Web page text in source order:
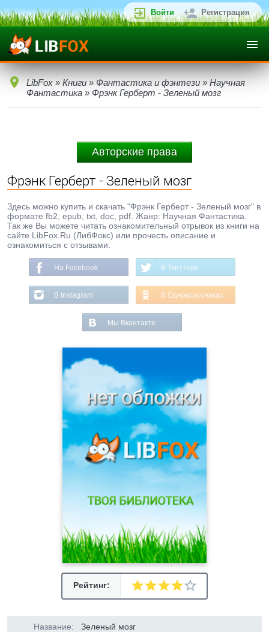
Войти Регистрация
LibFox » Книги » Фантастика и фэнтези » Научная
Фантастика » Фрэнк Герберт - Зеленый мозг
Авторские права
Фрэнк Герберт - Зеленый мозг
Здесь можно купить и скачать "Фрэнк Герберт - Зеленый мозг" в
формате fb2, epub, txt, doc, pdf. Жанр: Научная Фантастика.
Так же Вы можете читать ознакомительный отрывок из книги на
сайте LibFox.Ru (ЛибФокс) или прочесть описание и
ознакомиться с отзывами.
На Facebook В Твиттере
В Instagram В Одноклассниках
Мы Вконтакте
Рейтинг:
Название: Зеленый мозг